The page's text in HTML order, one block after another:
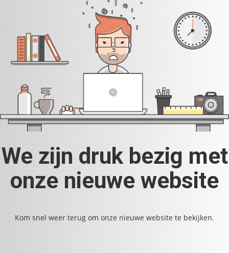
We zijn druk bezig met
onze nieuwe website
Kom snel weer terug om onze nieuwe website te bekijken.